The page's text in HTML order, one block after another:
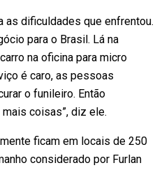
as dificuldades que enfrentou.
para o Brasil. Lá na
na oficina para micro
é caro, as pessoas
o funileiro. Então
coisas”, diz ele.
ficam em locais de 250
considerado por Furlan